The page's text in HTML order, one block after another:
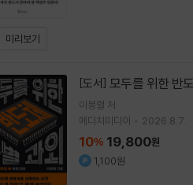
미리보기
[도서] 모두를 위한 반
이봉렬 저
메디치미디어
2026.8.7.
10% 19,800원
1,100원